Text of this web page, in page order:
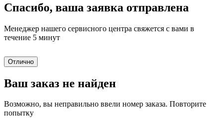
Спасибо, ваша заявка отправлена
Менеджер нашего сервисного центра свяжется с вами в
течение 5 минут
Отлично
Ваш заказ не найден
Возможно, вы неправильно ввели номер заказа. Повторите
попытку